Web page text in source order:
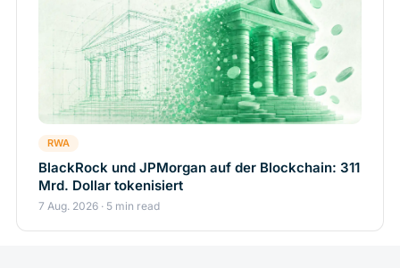
RWA
BlackRock und JPMorgan auf der Blockchain: 311
Mrd. Dollar tokenisiert
7 Aug. 2026 · 5 min read